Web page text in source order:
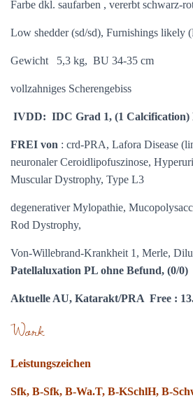
Farbe dkl. saufarben , vererbt schwarz-
Low shedder (sd/sd), Furnishings likely
Gewicht 5,3 kg, BU 34-35 cm
vollzahniges Scherengebiss
IVDD: IDC Grad 1, (1 Calcification)
FREI von : crd-PRA, Lafora Disease
neuronaler Ceroidlipofuszinose,
Muscular Dystrophy, Type L3
degenerativer Mylopathie,
Rod Dystrophy,
Von-Willebrand-Krankheit 1, Merle,
Patellaluxation PL ohne Befund, (0/0)
Aktuelle AU, Katarakt/PRA Free :
Work
Leistungszeichen
Sfk, B-Sfk, B-Wa.T, B-KSchlH, B-